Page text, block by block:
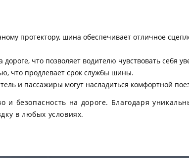
протектору, шина обеспечивает отличное
что позволяет водителю чувствовать себя
что продлевает срок службы шины.
и пассажиры могут насладиться комфортной
безопасность на дороге. Благодаря
в любых условиях.